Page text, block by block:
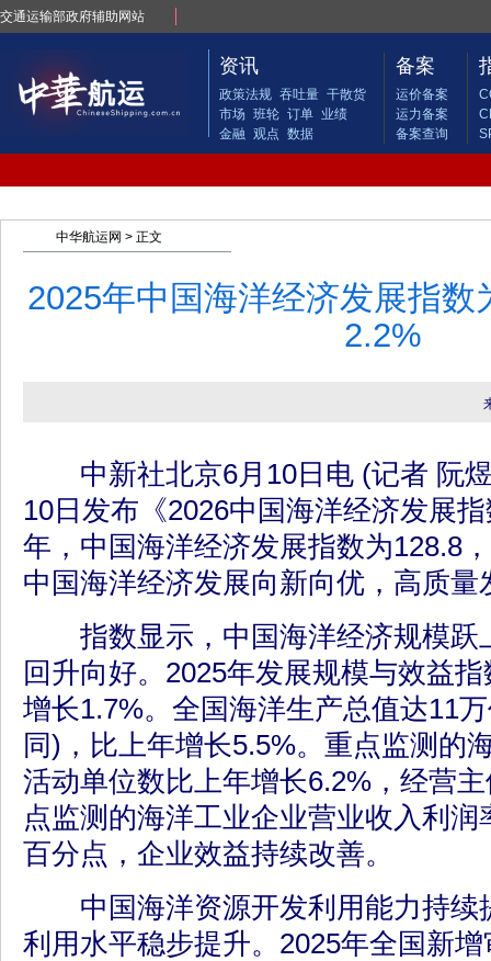
交通运输部政府辅助网站
资讯
政策法规 吞吐量 干散货
市场 班轮 订单 业绩
金融 观点 数据
备案
运价备案
运力备案
备案查询
中华航运网 > 正文
2025年中国海洋经济发展指数
2.2%
中新社北京6月10日电 (记者 阮
10日发布《2026中国海洋经济发展
年，中国海洋经济发展指数为128.8
中国海洋经济发展向新向优，高质量
指数显示，中国海洋经济规模跃
回升向好。2025年发展规模与效益
增长1.7%。全国海洋生产总值达11
同)，比上年增长5.5%。重点监测的
活动单位数比上年增长6.2%，经营
点监测的海洋工业企业营业收入利润
百分点，企业效益持续改善。
中国海洋资源开发利用能力持续
利用水平稳步提升。2025年全国新